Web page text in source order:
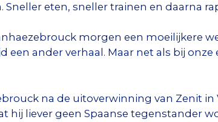
eten, sneller trainen en daarna
morgen een moeilijkere
ander verhaal. Maar net als bij onze
na de uitoverwinning van Zenit in
hij liever geen Spaanse tegenstander